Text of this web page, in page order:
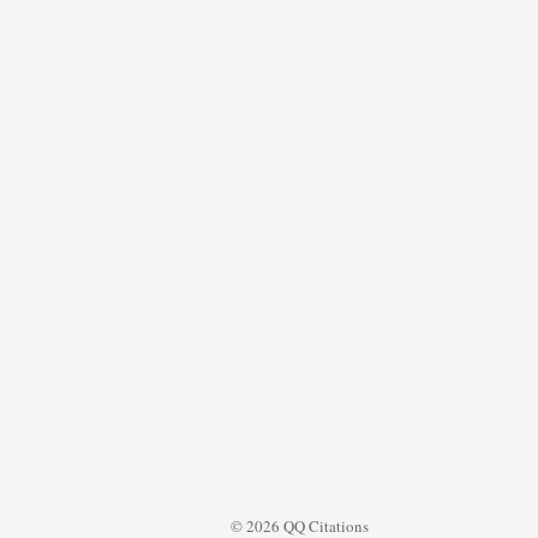
© 2026 QQ Citations